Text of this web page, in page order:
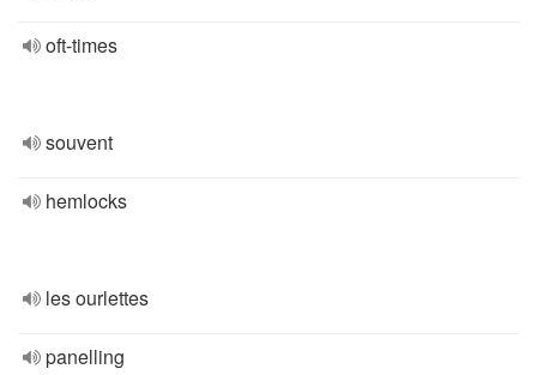
oft-times
souvent
hemlocks
les ourlettes
panelling